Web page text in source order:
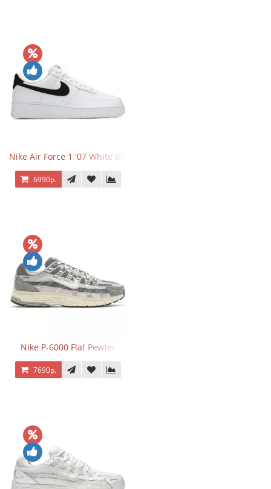
Nike Air Force 1 '07 White Black
6990р.
Nike P-6000 Flat Pewter
7690р.